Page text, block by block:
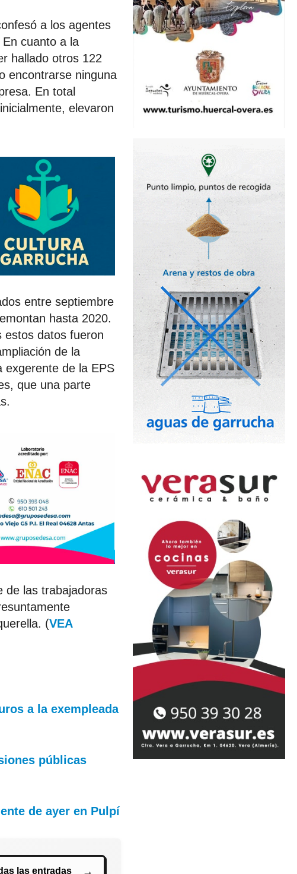
a los agentes
cuanto a la
hallado otros 122
encontrarse ninguna
En total
elevaron
entre septiembre
hasta 2020.
estos datos fueron
de la
exgerente de la EPS
que una parte
de las trabajadoras
(VEA
a la exempleada
públicas
de ayer en Pulpí
las entradas